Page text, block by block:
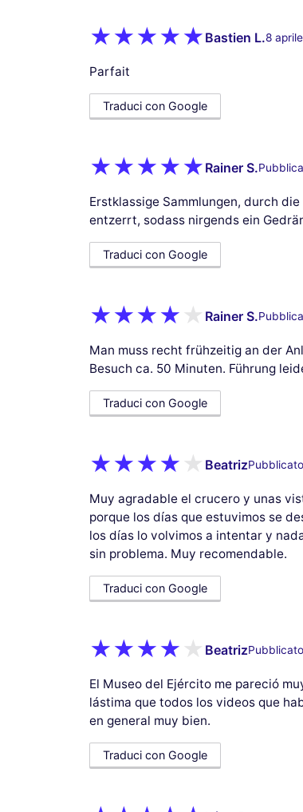
Bastien L.8
Parfait
Traduci con Google
Rainer S.
Erstklassige Sammlungen, durch
entzerrt, sodass nirgends ein
Traduci con Google
Rainer S.
Man muss recht frühzeitig an der
Besuch ca. 50 Minuten. Führung
Traduci con Google
Beatriz
Muy agradable el crucero y unas
porque los días que estuvimos se
los días lo volvimos a intentar y
sin problema. Muy recomendable.
Traduci con Google
Beatriz
El Museo del Ejército me pareció
lástima que todos los videos que
en general muy bien.
Traduci con Google